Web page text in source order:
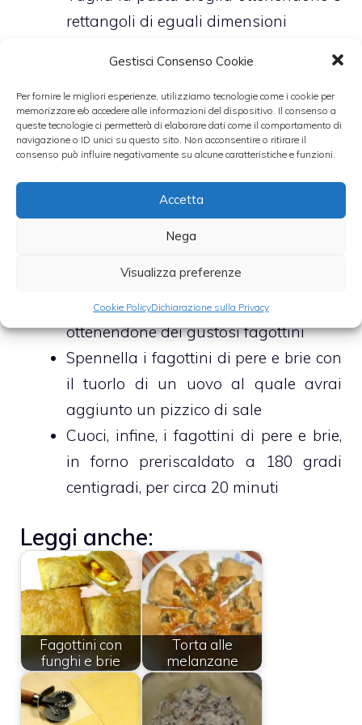
Gestisci Consenso Cookie
Per fornire le migliori esperienze, utilizziamo tecnologie come i cookie per
memorizzare e/o accedere alle informazioni del dispositivo. Il consenso a
queste tecnologie ci permetterà di elaborare dati come il comportamento di
navigazione o ID unici su questo sito. Non acconsentire o ritirare il
consenso può influire negativamente su alcune caratteristiche e funzioni.
Accetta
Nega
Visualizza preferenze
Cookie PolicyDichiarazione sulla Privacy
rettangoli di eguali dimensioni
pezzetto di brie abbastanza spesso
Copri la superficie del formaggio con
le noci che, in precedenza, avrai
ottenerne una granella molto farinosa
Adagia sul tutto, infine, 3 fettine di
Chiudi su se stessi, dunque, i lembi
dei rettangoli di pasta sfoglia
ottenendone dei gustosi fagottini
Spennella i fagottini di pere e brie con
il tuorlo di un uovo al quale avrai
aggiunto un pizzico di sale
Cuoci, infine, i fagottini di pere e brie,
in forno preriscaldato a 180 gradi
centigradi, per circa 20 minuti
Leggi anche:
Fagottini con
funghi e brie
Torta alle
melanzane